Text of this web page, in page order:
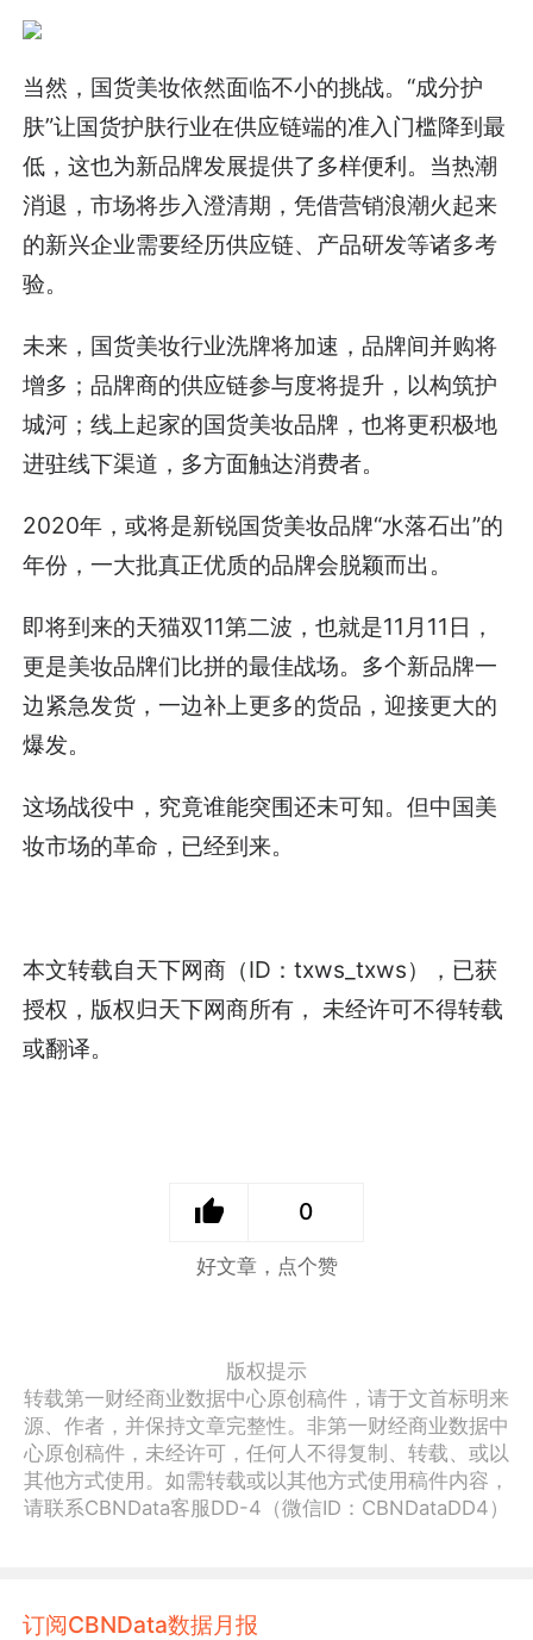
当然，国货美妆依然面临不小的挑战。“成分护
肤”让国货护肤行业在供应链端的准入门槛降到最
低，这也为新品牌发展提供了多样便利。当热潮
消退，市场将步入澄清期，凭借营销浪潮火起来
的新兴企业需要经历供应链、产品研发等诸多考
验。
未来，国货美妆行业洗牌将加速，品牌间并购将
增多；品牌商的供应链参与度将提升，以构筑护
城河；线上起家的国货美妆品牌，也将更积极地
进驻线下渠道，多方面触达消费者。
2020年，或将是新锐国货美妆品牌“水落石出”的
年份，一大批真正优质的品牌会脱颖而出。
即将到来的天猫双11第二波，也就是11月11日，
更是美妆品牌们比拼的最佳战场。多个新品牌一
边紧急发货，一边补上更多的货品，迎接更大的
爆发。
这场战役中，究竟谁能突围还未可知。但中国美
妆市场的革命，已经到来。
本文转载自天下网商（ID：txws_txws），已获
授权，版权归天下网商所有， 未经许可不得转载
或翻译。
0
好文章，点个赞
版权提示
转载第一财经商业数据中心原创稿件，请于文首标明来
源、作者，并保持文章完整性。非第一财经商业数据中
心原创稿件，未经许可，任何人不得复制、转载、或以
其他方式使用。如需转载或以其他方式使用稿件内容，
请联系CBNData客服DD-4（微信ID：CBNDataDD4）
订阅CBNData数据月报